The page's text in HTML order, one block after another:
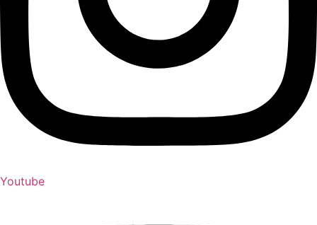
Youtube